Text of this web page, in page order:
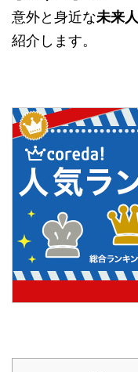
意外と身近な未来
紹介します。